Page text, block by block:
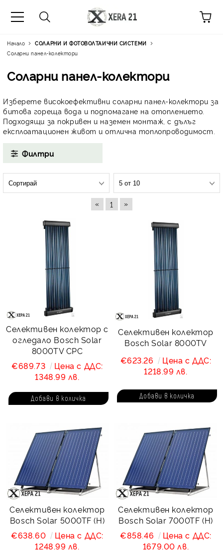
Начало
СОЛАРНИ И ФОТОВОЛТАИЧНИ СИСТЕМИ
Соларни панел-колектори
Соларни панел-колектори
Изберете високоефективни соларни панел-колектори за
битова гореща вода и подпомагане на отоплението.
Подходящи за покривен и наземен монтаж, с дълъг
експлоатационен живот и отлична топлопроводимост
Филтри
« 1 »
Селективен колектор с
огледало Bosch Solar
8000TV CPC
€689.73
Цена с ДДС:
1348.99 лв.
Селективен колектор
Bosch Solar 8000TV
€623.26
Цена с ДДС:
1218.99 лв.
Селективен колектор
Bosch Solar 5000TF (H)
€638.60
Цена с ДДС:
1248.99 лв.
Селективен колектор
Bosch Solar 7000TF (H)
€858.46
Цена с ДДС:
1679.00 лв.